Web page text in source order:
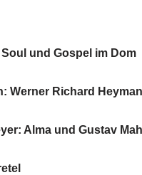
und Gospel im Dom
Werner Richard
Alma und Gustav